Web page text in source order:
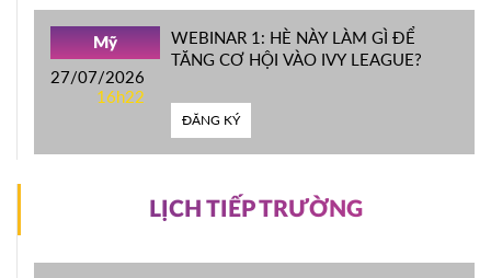
Mỹ
27/07/2026
16h22
WEBINAR 1: HÈ NÀY LÀM GÌ ĐỂ
TĂNG CƠ HỘI VÀO IVY LEAGUE?
ĐĂNG KÝ
LỊCH TIẾP TRƯỜNG